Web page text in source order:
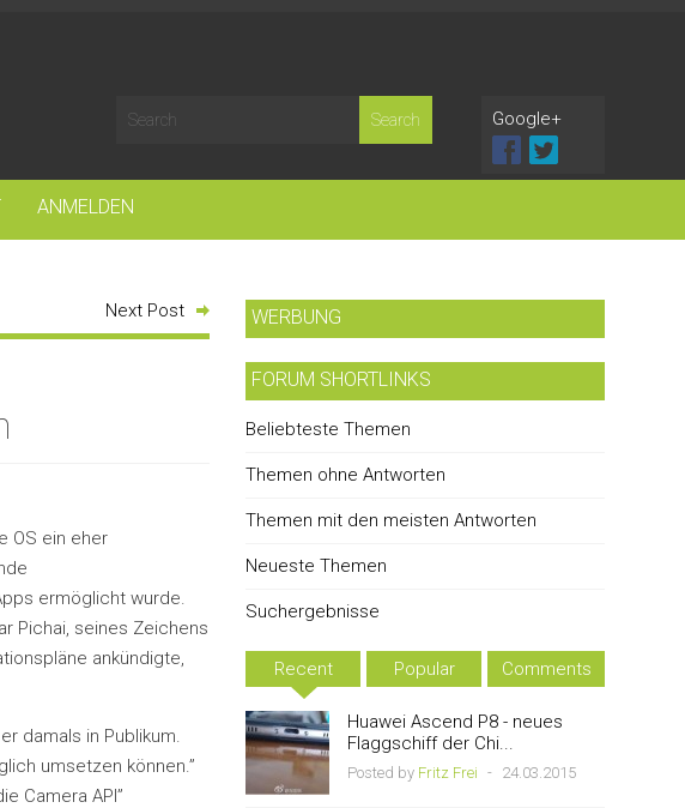
Google+
ANMELDEN
Next Post
OS ein eher
ermöglicht wurde.
Pichai, seines Zeichens
ankündigte,
damals in Publikum.
umsetzen können.”
Camera API”
WERBUNG
FORUM SHORTLINKS
Beliebteste Themen
Themen ohne Antworten
Themen mit den meisten Antworten
Neueste Themen
Suchergebnisse
Recent Popular Comments
Huawei Ascend P8 - neues
Flaggschiff der Chi...
Posted by Fritz Frei - 24.03.2015